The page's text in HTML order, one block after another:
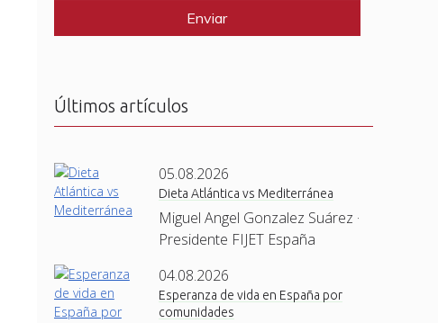
Últimos artículos
05.08.2026
Dieta Atlántica vs Mediterránea
Miguel Angel Gonzalez Suárez ·
Presidente FIJET España
04.08.2026
Esperanza de vida en España por
comunidades